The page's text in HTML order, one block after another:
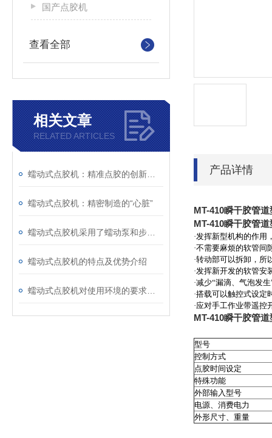
国产点胶机
查看全部
相关文章
RELATED ARTICLES
蠕动式点胶机：精密制造的“心脏”
蠕动式点胶机的特点及优势介绍
产品详情
MT-410瞬干胶管
MT-410瞬干胶管
·发挥新型机构的作用
·不需要麻烦的软管间
·转动部可以拆卸，所
·发挥新开发的软管安
·减少“漏滴、气泡发生
·搭载可以触控式设定
·应对手工作业带遥控
MT-410瞬干胶管
型号
控制方式
点胶时间设定
特殊功能
外部输入型号
电源、消费电力
外形尺寸、重量